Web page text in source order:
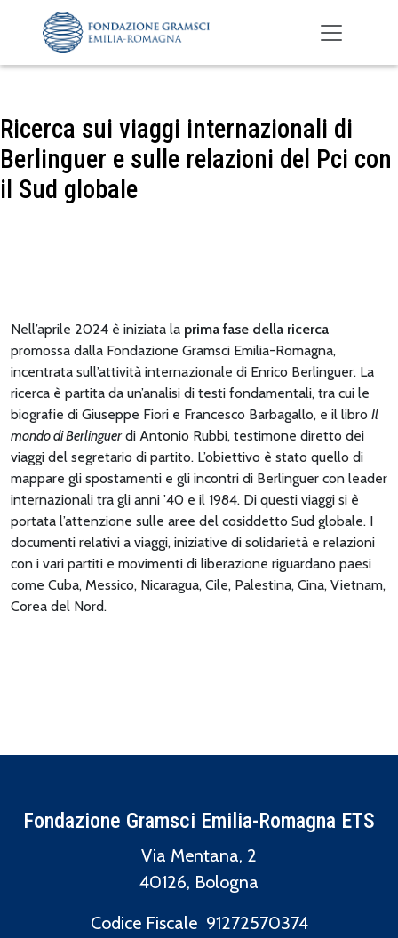
Ricerca sui viaggi internazionali di
Berlinguer e sulle relazioni del Pci con
il Sud globale
Nell’aprile 2024 è iniziata la prima fase della ricerca
promossa dalla Fondazione Gramsci Emilia-Romagna,
incentrata sull’attività internazionale di Enrico Berlinguer. La
ricerca è partita da un’analisi di testi fondamentali, tra cui le
biografie di Giuseppe Fiori e Francesco Barbagallo, e il libro Il
mondo di Berlinguerdi Antonio Rubbi, testimone diretto dei
viaggi del segretario di partito. L’obiettivo è stato quello di
mappare gli spostamenti e gli incontri di Berlinguer con leader
internazionali tra gli anni ’40 e il 1984. Di questi viaggi si è
portata l’attenzione sulle aree del cosiddetto Sud globale. I
documenti relativi a viaggi, iniziative di solidarietà e relazioni
con i vari partiti e movimenti di liberazione riguardano paesi
come Cuba, Messico, Nicaragua, Cile, Palestina, Cina, Vietnam,
Corea del Nord.
Fondazione Gramsci Emilia-Romagna ETS
Via Mentana, 2
40126, Bologna
Codice Fiscale 91272570374